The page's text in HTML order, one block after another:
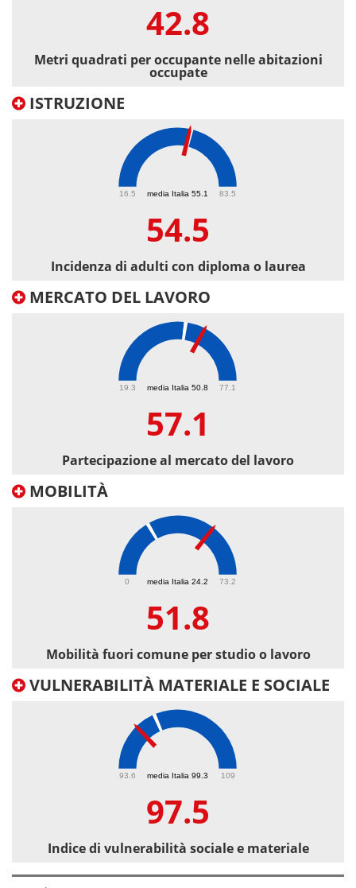
42.8
Metri quadrati per occupante nelle abitazioni
occupate
ISTRUZIONE
media Italia 55.1
16.5 83.5
54.5
Incidenza di adulti con diploma o laurea
MERCATO DEL LAVORO
media Italia 50.8
19.3 77.1
57.1
Partecipazione al mercato del lavoro
MOBILITÀ
media Italia 24.2
0 73.2
51.8
Mobilità fuori comune per studio o lavoro
VULNERABILITÀ MATERIALE E SOCIALE
media Italia 99.3
93.6 109
97.5
Indice di vulnerabilità sociale e materiale